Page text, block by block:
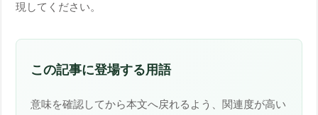
現してください。
この記事に登場する用語
意味を確認してから本文へ戻れるよう、関連度が高い